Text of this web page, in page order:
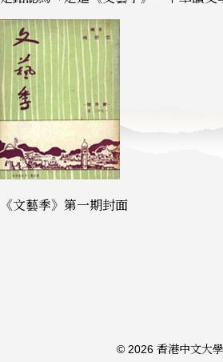
《文藝季》第一期封面
© 2026 香港中文大